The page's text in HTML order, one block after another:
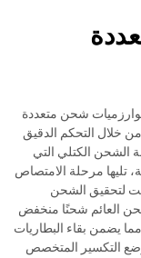
شحن متعددة
خلال التحكم الدقيق
الشحن الكتلي التي
تليها مرحلة الامتصاص
لتحقيق الشحن
العائم شحنًا منخفض
يضمن بقاء البطاريات
التكسير المتخصص